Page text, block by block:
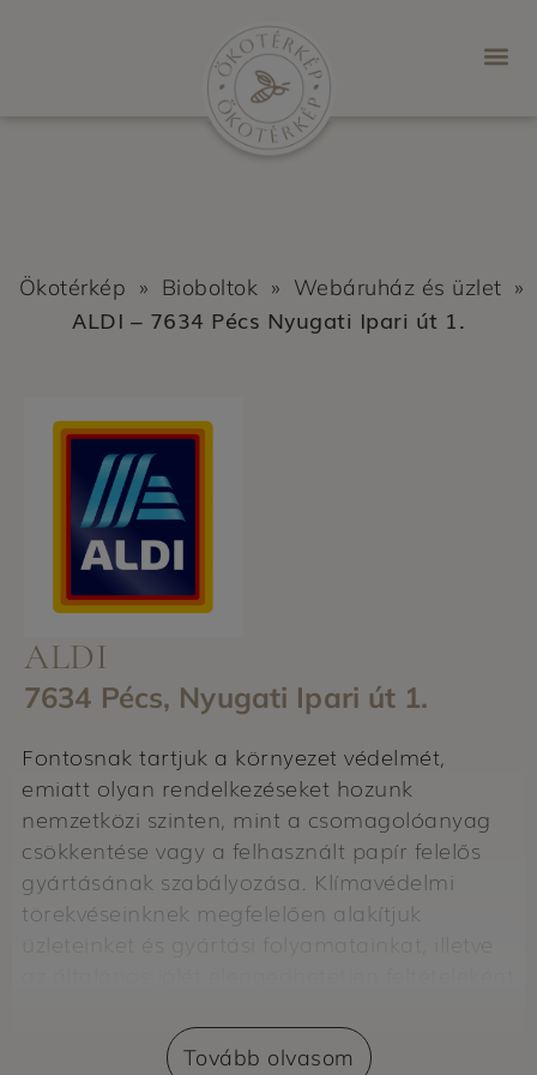
Ökotérkép » Bioboltok » Webáruház és üzlet »
ALDI – 7634 Pécs Nyugati Ipari út 1.
ALDI
7634 Pécs, Nyugati Ipari út 1.
Fontosnak tartjuk a környezet védelmét,
emiatt olyan rendelkezéseket hozunk
nemzetközi szinten, mint a csomagolóanyag
csökkentése vagy a felhasznált papír felelős
gyártásának szabályozása. Klímavédelmi
törekvéseinknek megfelelően alakítjuk
Tovább olvasom